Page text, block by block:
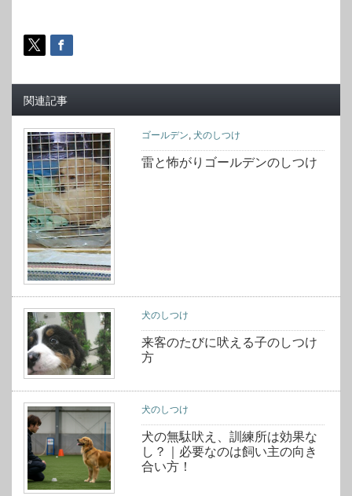
関連記事
ゴールデン,犬のしつけ
雷と怖がりゴールデンのしつけ
犬のしつけ
来客のたびに吠える子のしつけ
方
犬のしつけ
犬の無駄吠え、訓練所は効果な
し？｜必要なのは飼い主の向き
合い方！